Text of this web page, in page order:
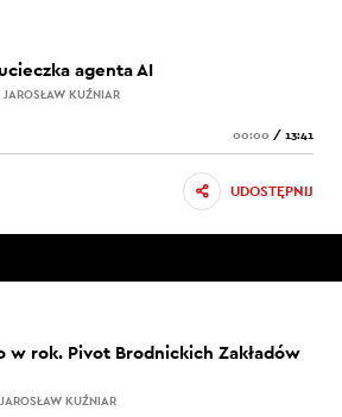
agenta AI
KUŹNIAR
00:00 / 13:41
UDOSTĘPNIJ
w rok. Pivot Brodnickich Zakładów
KUŹNIAR